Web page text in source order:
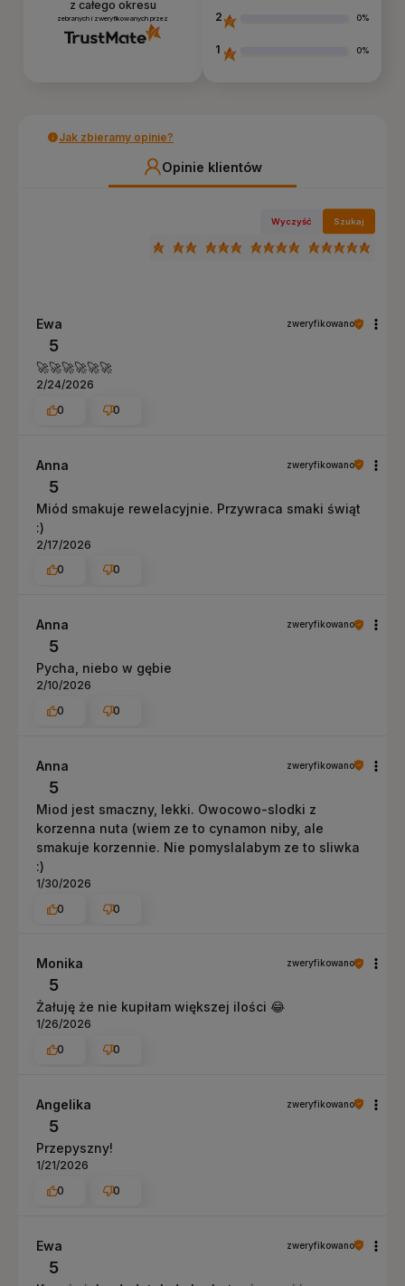
z całego okresu
zebranych i zweryfikowanych przez 2 0%
1 0%
Jak zbieramy opinie?
Opinie klientów
Wyczyść Szukaj
Ewa zweryfikowano
5
🚀🚀🚀🚀🚀🚀
2/24/2026
0
0
Anna zweryfikowano
5
Miód smakuje rewelacyjnie. Przywraca smaki świąt
:)
2/17/2026
0
0
Anna zweryfikowano
5
Pycha, niebo w gębie
2/10/2026
0
0
Anna zweryfikowano
5
Miod jest smaczny, lekki. Owocowo-slodki z
korzenna nuta (wiem ze to cynamon niby, ale
smakuje korzennie. Nie pomyslalabym ze to sliwka
:)
1/30/2026
0
0
Monika zweryfikowano
5
Żałuję że nie kupiłam większej ilości 😂
1/26/2026
0
0
Angelika zweryfikowano
5
Przepyszny!
1/21/2026
0
0
Ewa zweryfikowano
5